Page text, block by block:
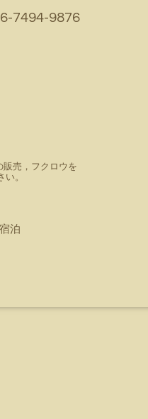
7494-9876
販売，フクロウを
。
宿泊